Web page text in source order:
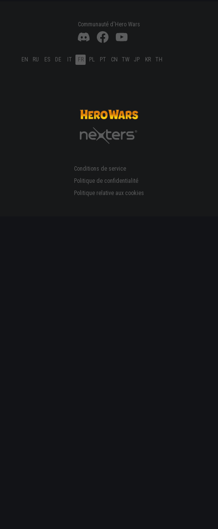
Communauté d'Hero Wars
EN RU ES DE IT FR PL PT CN TW JP KR TH
Conditions de service
Politique de confidentialité
Politique relative aux cookies